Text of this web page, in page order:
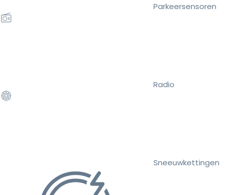
Parkeersensoren
Radio
Sneeuwkettingen